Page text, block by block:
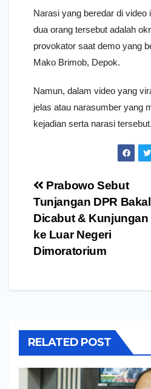
Narasi yang beredar di video
dua orang tersebut adalah
provokator saat demo yang
Mako Brimob, Depok.
Namun, dalam video yang
jelas atau narasumber yang
kejadian serta narasi tersebut.
Navigasi
pos
Prabowo Sebut
Tunjangan DPR Bakal
Dicabut & Kunjungan
ke Luar Negeri
Dimoratorium
RELATED POST